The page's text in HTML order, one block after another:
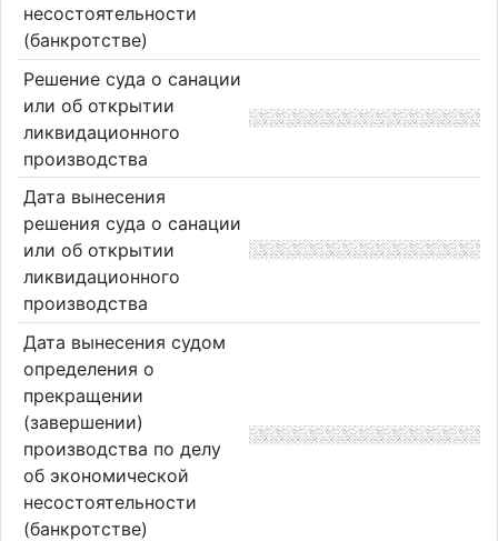
несостоятельности
(банкротстве)
Решение суда о санации
или об открытии
ликвидационного
производства
Дата вынесения
решения суда о санации
или об открытии
ликвидационного
производства
Дата вынесения судом
определения о
прекращении
(завершении)
производства по делу
об экономической
несостоятельности
(банкротстве)